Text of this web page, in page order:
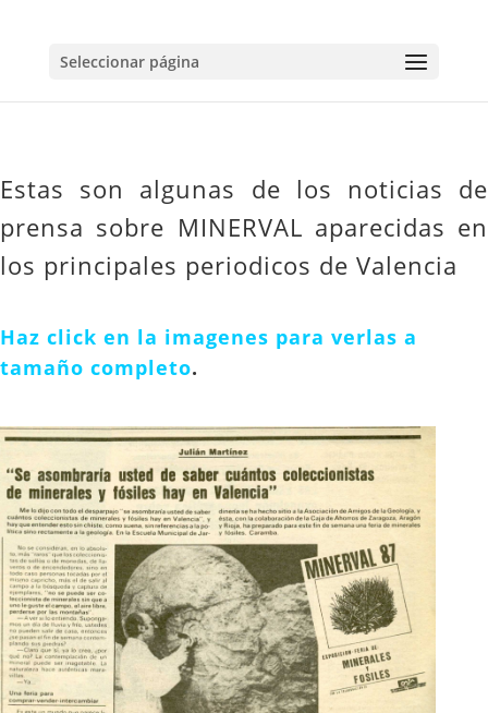
Seleccionar página
Estas son algunas de los noticias de
prensa sobre MINERVAL aparecidas en
los principales periodicos de Valencia
Haz click en la imagenes para verlas a
tamaño completo.